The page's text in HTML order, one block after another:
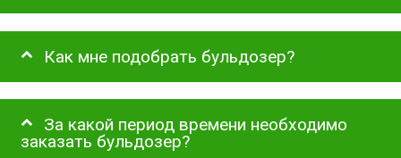
Как мне подобрать бульдозер?
За какой период времени необходимо
заказать бульдозер?